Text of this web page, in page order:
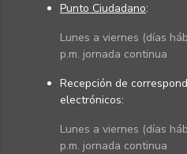
Punto Ciudadano:
Lunes a viernes (días
p.m. jornada continua
Recepción de
electrónicos:
Lunes a viernes (días
p.m. jornada continua